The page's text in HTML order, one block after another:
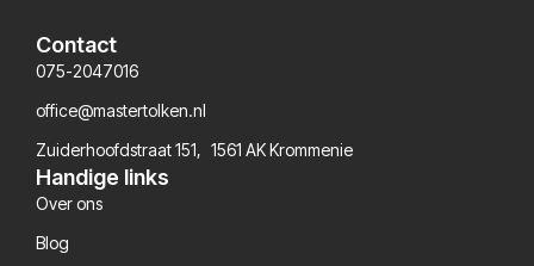
Contact
075-2047016
office@mastertolken.nl
Zuiderhoofdstraat 151, 1561 AK Krommenie
Handige links
Over ons
Blog